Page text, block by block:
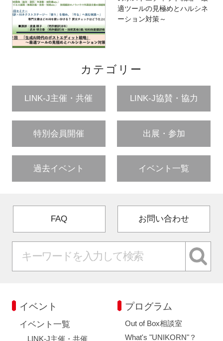
適ツールの見極めとハルシネ
ーション対策～
カテゴリー
LINK-J主催・共催 LINK-J協賛・協力
特別会員開催 出展・参加
過去イベント イベント一覧
FAQ お問い合わせ
イベント
イベント一覧
LINK-J主催・共催
プログラム
Out of Box相談室
What's "UNIKORN"？